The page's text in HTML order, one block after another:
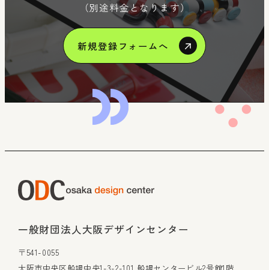
（別途料金となります）
新規登録フォームへ
一般財団法人大阪デザインセンター
〒541-0055